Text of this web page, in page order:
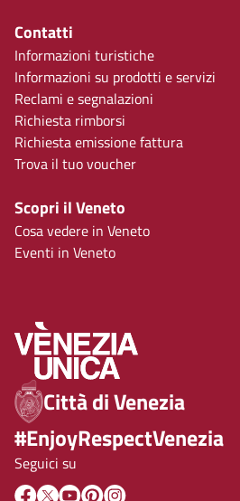
Contatti
Informazioni turistiche
Informazioni su prodotti e servizi
Reclami e segnalazioni
Richiesta rimborsi
Richiesta emissione fattura
Trova il tuo voucher
Scopri il Veneto
Cosa vedere in Veneto
Eventi in Veneto
Città di Venezia
#EnjoyRespectVenezia
Seguici su